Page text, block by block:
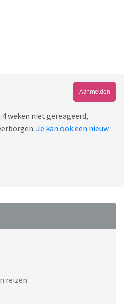
Aanmelden
weken niet gereageerd,
Je kan ook een nieuw
reizen